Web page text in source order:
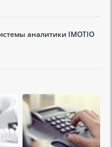
аналитики IMOTIO